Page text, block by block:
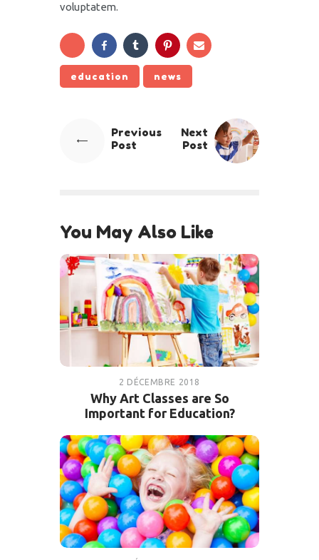
voluptatem.
education news
Previous
Post
Next
Post
You May Also Like
NOUVEAUTÉS DE LA MICRO
CRÈCHE
2 DÉCEMBRE 2018
Why Art Classes are So
Important for Education?